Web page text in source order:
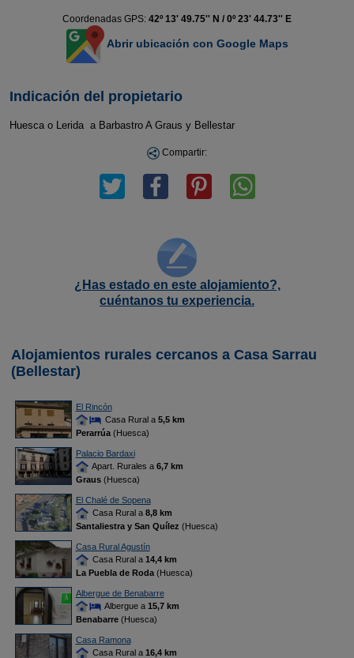
Coordenadas GPS: 42º 13' 49.75'' N / 0º 23' 44.73'' E
Abrir ubicación con Google Maps
Indicación del propietario
Huesca o Lerida a Barbastro A Graus y Bellestar
Compartir:
¿Has estado en este alojamiento?,
cuéntanos tu experiencia.
Alojamientos rurales cercanos a Casa Sarrau
(Bellestar)
El Rincón
Casa Rural a 5,5 km
Perarrúa(Huesca)
Palacio Bardaxi
Apart. Rurales a 6,7 km
Graus(Huesca)
El Chalé de Sopena
Casa Rural a 8,8 km
Santaliestra y San Quílez (Huesca)
Casa Rural Agustín
Casa Rural a 14,4 km
La Puebla de Roda(Huesca)
Albergue de Benabarre
Albergue a 15,7 km
Benabarre(Huesca)
Casa Ramona
Casa Rural a 16,4 km